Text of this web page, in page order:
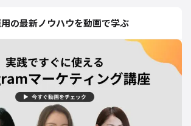
の最新ノウハウを動画で学ぶ